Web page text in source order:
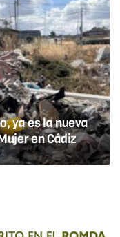
ya es la nueva
en Cádiz